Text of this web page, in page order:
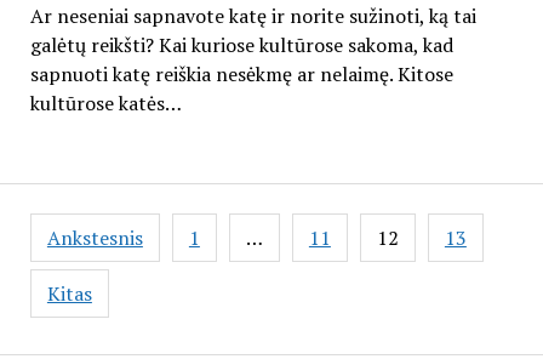
Ar neseniai sapnavote katę ir norite sužinoti, ką tai
galėtų reikšti? Kai kuriose kultūrose sakoma, kad
sapnuoti katę reiškia nesėkmę ar nelaimę. Kitose
kultūrose katės…
Įrašų
puslapiavimas
Ankstesnis 1 … 11 12 13
Kitas